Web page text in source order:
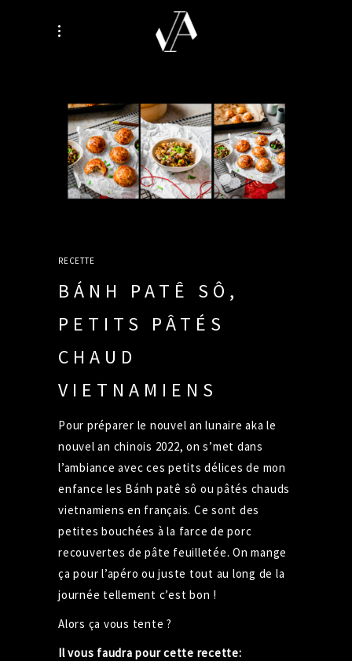
RECETTE
BÁNH PATÊ SÔ,
PETITS PÂTÉS
CHAUD
VIETNAMIENS
Pour préparer le nouvel an lunaire aka le
nouvel an chinois 2022, on s’met dans
l’ambiance avec ces petits délices de mon
enfance les Bánh patê sô ou pâtés chauds
vietnamiens en français. Ce sont des
petites bouchées à la farce de porc
recouvertes de pâte feuilletée. On mange
ça pour l’apéro ou juste tout au long de la
journée tellement c’est bon !
Alors ça vous tente ?
Il vous faudra pour cette recette: